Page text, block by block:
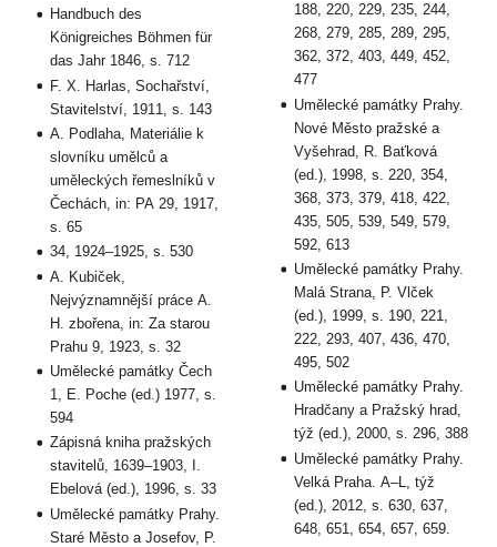
Handbuch des
Königreiches Böhmen für
das Jahr 1846, s. 712
F. X. Harlas, Sochařství,
Stavitelství, 1911, s. 143
A. Podlaha, Materiálie k
slovníku umělců a
uměleckých řemeslníků v
Čechách, in: PA 29, 1917,
s. 65
34, 1924–1925, s. 530
A. Kubiček,
Nejvýznamnější práce A.
H. zbořena, in: Za starou
Prahu 9, 1923, s. 32
Umělecké památky Čech
1, E. Poche (ed.) 1977, s.
594
Zápisná kniha pražských
stavitelů, 1639–1903, I.
Ebelová (ed.), 1996, s. 33
Umělecké památky Prahy.
Staré Město a Josefov, P.
188, 220, 229, 235, 244,
268, 279, 285, 289, 295,
362, 372, 403, 449, 452,
477
Umělecké památky Prahy.
Nové Město pražské a
Vyšehrad, R. Baťková
(ed.), 1998, s. 220, 354,
368, 373, 379, 418, 422,
435, 505, 539, 549, 579,
592, 613
Umělecké památky Prahy.
Malá Strana, P. Vlček
(ed.), 1999, s. 190, 221,
222, 293, 407, 436, 470,
495, 502
Umělecké památky Prahy.
Hradčany a Pražský hrad,
týž (ed.), 2000, s. 296, 388
Umělecké památky Prahy.
Velká Praha. A–L, týž
(ed.), 2012, s. 630, 637,
648, 651, 654, 657, 659.